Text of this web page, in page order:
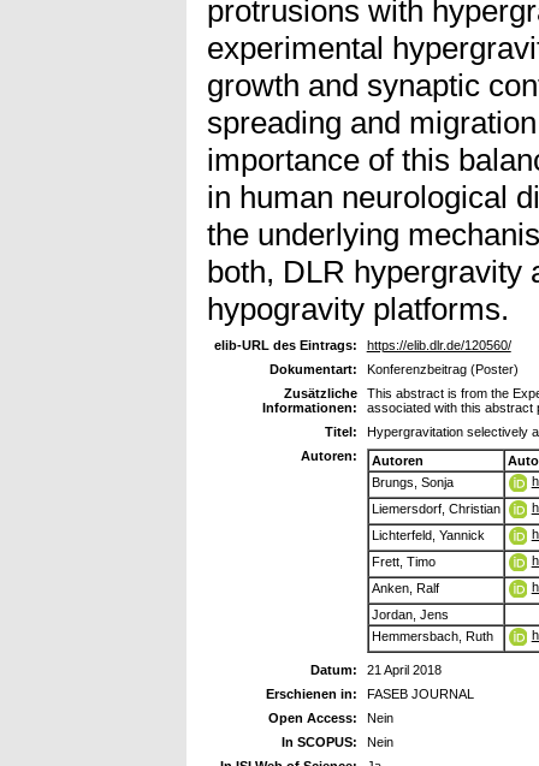
protrusions with
experimental
growth and synaptic
spreading and
importance of this
in human neurological
the underlying
both, DLR hypergravity
hypogravity platforms.
elib-URL des Eintrags:
https://elib.dlr.de/120560/
Dokumentart:
Konferenzbeitrag (Poster)
Zusätzliche
Informationen:
This abstract is from the
associated with this abstract
Titel:
Hypergravitation selectively
Autoren:
Autoren
Brungs, Sonja
Liemersdorf, Christian
Lichterfeld, Yannick
Frett, Timo
Anken, Ralf
Jordan, Jens
Hemmersbach, Ruth
Datum:
21 April 2018
Erschienen in:
FASEB JOURNAL
Open Access:
Nein
In SCOPUS:
Nein